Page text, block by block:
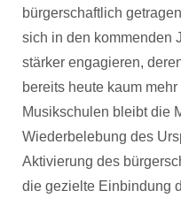
bürgerschaftlich
sich in den kommenden
stärker engagieren,
bereits heute kaum
Musikschulen bleibt die
Wiederbelebung des
Aktivierung des
die gezielte Einbindung